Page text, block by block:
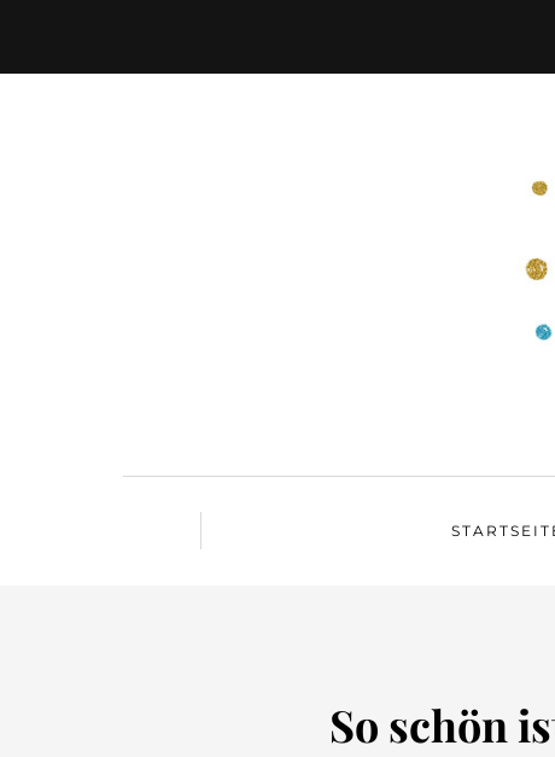
So schön